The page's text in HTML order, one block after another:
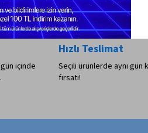
içinde
Hızlı Teslimat
Seçili ürünlerde aynı gün
fırsatı!